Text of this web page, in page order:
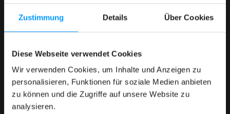
Zustimmung Details Über Cookies
Diese Webseite verwendet Cookies
Wir verwenden Cookies, um Inhalte und Anzeigen zu
personalisieren, Funktionen für soziale Medien anbieten
zu können und die Zugriffe auf unsere Website zu
analysieren.
Denn die Nutzung des Clubs muss einfach, schnell und
mühelos sein.